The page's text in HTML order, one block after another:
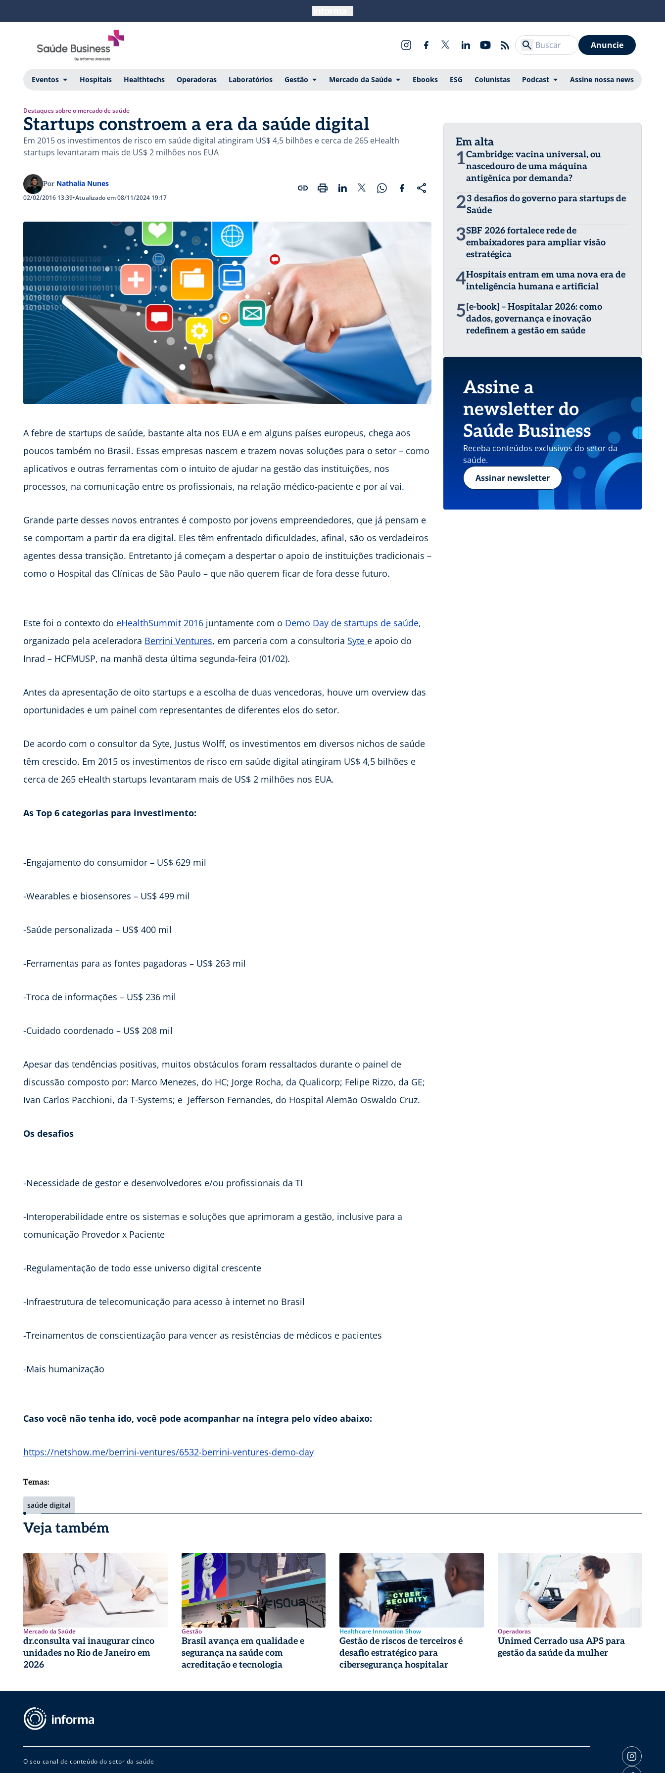
Anuncie
Eventos Hospitais Healthtechs Operadoras Laboratórios Gestão Mercado da Saúde Ebooks ESG Colunistas Podcast Assine nossa news
Destaques sobre o mercado de saúde
Startups constroem a era da saúde digital
Em 2015 os investimentos de risco em saúde digital atingiram US$ 4,5 bilhões e cerca de 265 eHealth
startups levantaram mais de US$ 2 milhões nos EUA
Por Nathalia Nunes
02/02/2016 13:39•Atualizado em 08/11/2024 19:17
A febre de startups de saúde, bastante alta nos EUA e em alguns países europeus, chega aos
poucos também no Brasil. Essas empresas nascem e trazem novas soluções para o setor – como
aplicativos e outras ferramentas com o intuito de ajudar na gestão das instituições, nos
processos, na comunicação entre os profissionais, na relação médico-paciente e por aí vai.
Grande parte desses novos entrantes é composto por jovens empreendedores, que já pensam e
se comportam a partir da era digital. Eles têm enfrentado dificuldades, afinal, são os verdadeiros
agentes dessa transição. Entretanto já começam a despertar o apoio de instituições tradicionais –
como o Hospital das Clínicas de São Paulo – que não querem ficar de fora desse futuro.
Este foi o contexto do eHealthSummit 2016 juntamente com o Demo Day de startups de saúde,
organizado pela aceleradora Berrini Ventures, em parceria com a consultoria Syte e apoio do
Inrad – HCFMUSP, na manhã desta última segunda-feira (01/02).
Antes da apresentação de oito startups e a escolha de duas vencedoras, houve um overview das
oportunidades e um painel com representantes de diferentes elos do setor.
De acordo com o consultor da Syte, Justus Wolff, os investimentos em diversos nichos de saúde
têm crescido. Em 2015 os investimentos de risco em saúde digital atingiram US$ 4,5 bilhões e
cerca de 265 eHealth startups levantaram mais de US$ 2 milhões nos EUA.
As Top 6 categorias para investimento:
-Engajamento do consumidor – US$ 629 mil
-Wearables e biosensores – US$ 499 mil
-Saúde personalizada – US$ 400 mil
-Ferramentas para as fontes pagadoras – US$ 263 mil
-Troca de informações – US$ 236 mil
-Cuidado coordenado – US$ 208 mil
Apesar das tendências positivas, muitos obstáculos foram ressaltados durante o painel de
discussão composto por: Marco Menezes, do HC; Jorge Rocha, da Qualicorp; Felipe Rizzo, da GE;
Ivan Carlos Pacchioni, da T-Systems; e Jefferson Fernandes, do Hospital Alemão Oswaldo Cruz.
Os desafios
-Necessidade de gestor e desenvolvedores e/ou profissionais da TI
-Interoperabilidade entre os sistemas e soluções que aprimoram a gestão, inclusive para a
comunicação Provedor x Paciente
-Regulamentação de todo esse universo digital crescente
-Infraestrutura de telecomunicação para acesso à internet no Brasil
-Treinamentos de conscientização para vencer as resistências de médicos e pacientes
-Mais humanização
Caso você não tenha ido, você pode acompanhar na íntegra pelo vídeo abaixo:
https://netshow.me/berrini-ventures/6532-berrini-ventures-demo-day
Temas:
saúde digital
Em alta
1Cambridge: vacina universal, ou
nascedouro de uma máquina
antigênica por demanda?
23 desafios do governo para startups de
Saúde
3SBF 2026 fortalece rede de
embaixadores para ampliar visão
estratégica
4Hospitais entram em uma nova era de
inteligência humana e artificial
5 [e-book] – Hospitalar 2026: como
dados, governança e inovação
redefinem a gestão em saúde
Assine a
newsletter do
Saúde Business
Receba conteúdos exclusivos do setor da
saúde.
Assinar newsletter
Veja também
Mercado da Saúde
dr.consulta vai inaugurar cinco
unidades no Rio de Janeiro em
2026
Gestão
Brasil avança em qualidade e
segurança na saúde com
acreditação e tecnologia
Healthcare Innovation Show
Gestão de riscos de terceiros é
desafio estratégico para
cibersegurança hospitalar
Operadoras
Unimed Cerrado usa APS para
gestão da saúde da mulher
O seu canal de conteúdo do setor da saúde